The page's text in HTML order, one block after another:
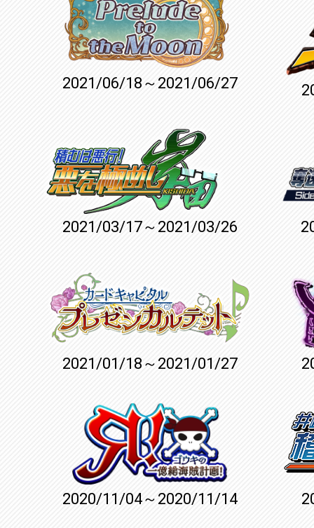
2021/06/18～2021/06/27
2021/03/17～2021/03/26
2021/01/18～2021/01/27
2020/11/04～2020/11/14